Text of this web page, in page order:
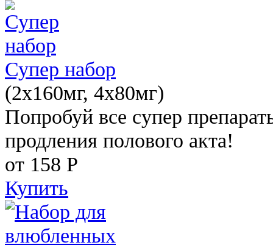
Супер набор
(2х160мг, 4х80мг)
Попробуй все супер
продления полового акта!
от 158 Р
Купить